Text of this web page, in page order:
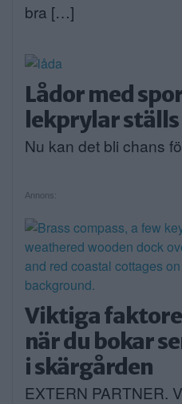
bra […]
Lådor med
lekprylar
Nu kan det bli chans
Annons:
Viktiga
när du bokar
i skärgården
EXTERN PARTNER.